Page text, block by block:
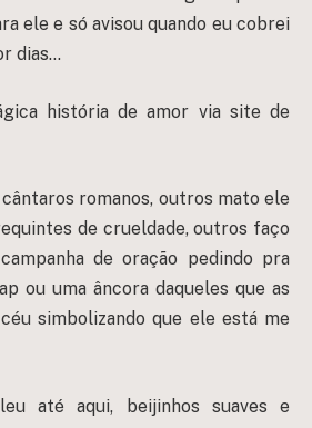
ele e só avisou quando eu cobrei
dias…
história de amor via site de
romanos, outros mato ele
de crueldade, outros faço
de oração pedindo pra
ou uma âncora daqueles que as
simbolizando que ele está me
até aqui, beijinhos suaves e